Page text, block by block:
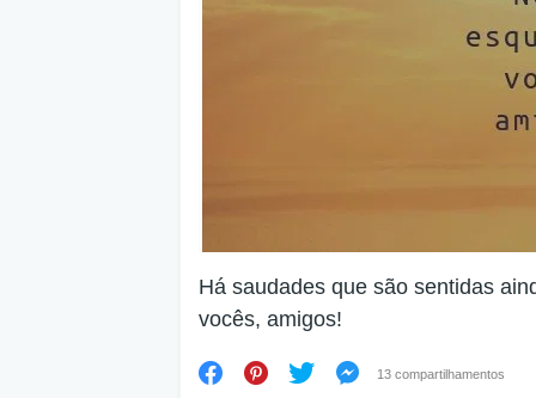
Há saudades que são sentidas
vocês, amigos!
13 compartilhamentos